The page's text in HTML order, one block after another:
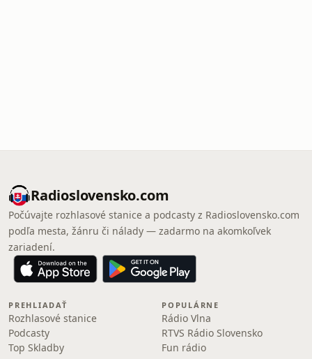
Radioslovensko.com
Počúvajte rozhlasové stanice a podcasty z Radioslovensko.com
podľa mesta, žánru či nálady — zadarmo na akomkoľvek
zariadení.
PREHLIADAŤ
Rozhlasové stanice
Podcasty
Top Skladby
POPULÁRNE
Rádio Vlna
RTVS Rádio Slovensko
Fun rádio